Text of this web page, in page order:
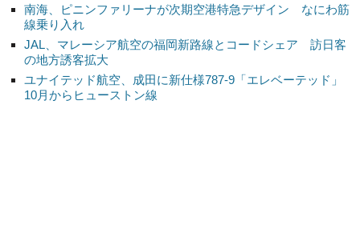
南海、ピニンファリーナが次期空港特急デザイン なにわ筋
線乗り入れ
JAL、マレーシア航空の福岡新路線とコードシェア 訪日客
の地方誘客拡大
ユナイテッド航空、成田に新仕様787-9「エレベーテッド」
10月からヒューストン線